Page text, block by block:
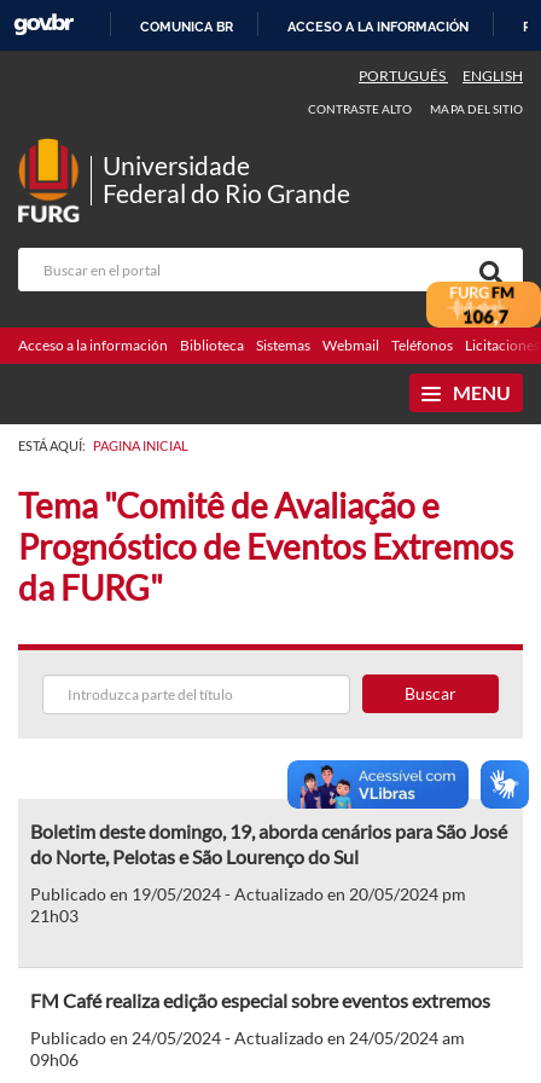
CONTENIDO
COMUNICA BR ACCESO A LA INFORMACIÓN
PORTUGUÊS ENGLISH
CONTRASTE ALTO MAPA DEL SITIO
Universidade
Federal do Rio Grande
Acceso a la información Biblioteca Sistemas Webmail Teléfonos Licitaciones
MENU
ESTÁ AQUÍ: PAGINA INICIAL
Tema "Comitê de Avaliação e
Prognóstico de Eventos Extremos
da FURG"
Buscar
Boletim deste domingo, 19, aborda cenários para São José
do Norte, Pelotas e São Lourenço do Sul
Publicado en 19/05/2024 - Actualizado en 20/05/2024 pm
21h03
FM Café realiza edição especial sobre eventos extremos
Publicado en 24/05/2024 - Actualizado en 24/05/2024 am
09h06